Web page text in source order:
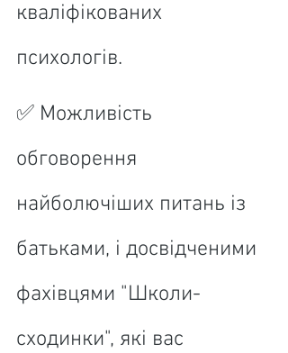
кваліфікованих
психологів.
✅ Можливість
обговорення
найболючіших питань із
батьками, і досвідченими
фахівцями "Школи-
сходинки", які вас